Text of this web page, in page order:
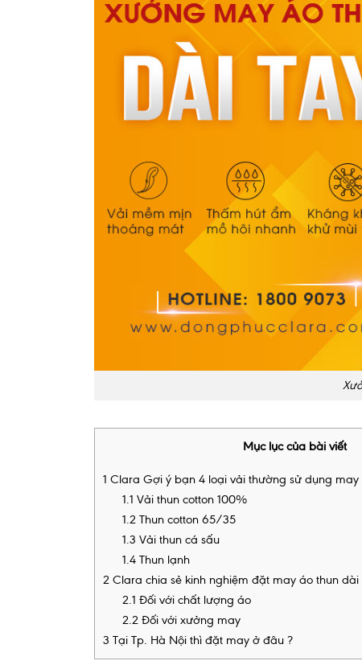
Mục lục của bài viết
1 Clara Gợi ý bạn 4 loại vải thường sử dụng
1.1 Vải thun cotton 100%
1.2 Thun cotton 65/35
1.3 Vải thun cá sấu
1.4 Thun lạnh
2 Clara chia sẻ kinh nghiệm đặt may áo thun
2.1 Đối với chất lượng áo
2.2 Đối với xưởng may
3 Tại Tp. Hà Nội thì đặt may ở đâu ?